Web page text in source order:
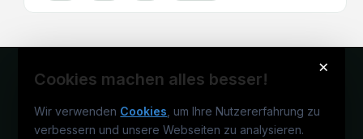
×
Cookies machen alles besser!
Wir verwenden Cookies , um Ihre Nutzererfahrung zu
verbessern und unsere Webseiten zu analysieren.